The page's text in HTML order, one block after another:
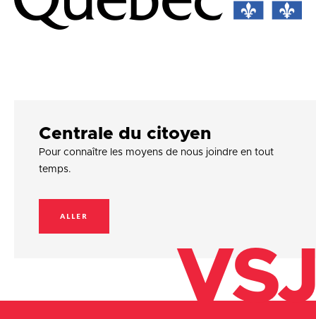
Centrale du citoyen
Pour connaître les moyens de nous joindre en tout
temps.
ALLER
VSJ